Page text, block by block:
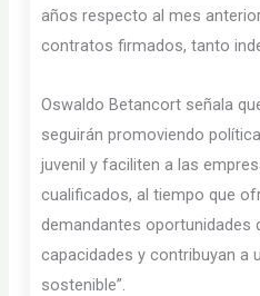
años respecto al mes
contratos firmados, tanto
Oswaldo Betancort señala
seguirán promoviendo
juvenil y faciliten a las
cualificados, al tiempo que
demandantes oportunidades
capacidades y contribuyan a
sostenible”.